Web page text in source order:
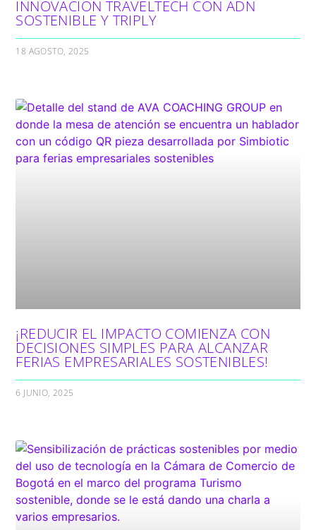
INNOVACIÓN TRAVELTECH CON ADN
SOSTENIBLE Y TRIPLY
18 AGOSTO, 2025
¡REDUCIR EL IMPACTO COMIENZA CON
DECISIONES SIMPLES PARA ALCANZAR
FERIAS EMPRESARIALES SOSTENIBLES!
6 JUNIO, 2025